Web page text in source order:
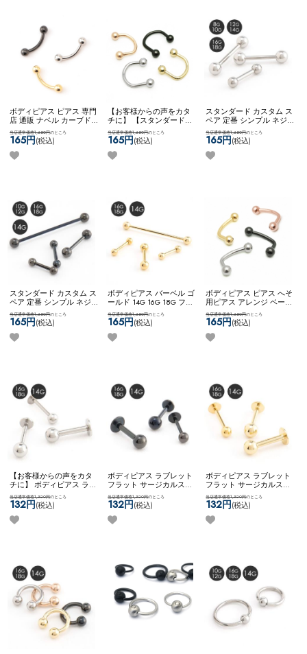
ボディピアス ピアス 専門
店 通販 ナベル カーブド
バーベル 臍 へそピアス
ロック ルーク スナッグ
アンチトラガス アイブロ
ー ネコポスOK
当店通常価格1,650円のところ
165円(税込)
【お客様からの声をカタ
チに】 【スタンダード】
アレンジパーツ 弊社開発
商品 耳たぶ用 WFアレン
ジ ネコポスOK
ーナベル
当店通常価格1,650円のところ
165円(税込)
スタンダード カスタム ス
ペア 定番 シンプル ネジ
式キャッチ ネコポスOK
ーベル (シルバー)
当店通常価格1,650円のところ
165円(税込)
スタンダード カスタム ス
ペア 定番 シンプル ネジ
式キャッチ ネコポスOK
ーベル (ブラック)
当店通常価格1,650円のところ
165円(税込)
ボディピアス バーベル ゴ
ールド 14G 16G 18G ファ
ーストピアス サージカル
ステンレス シンプル ネコ
ポスOKバーベル (ゴール
ド)
当店通常価格1,650円のところ
165円(税込)
ボディピアス ピアス へそ
用ピアス アレンジ ベース
アイテム カスタム 自社開
発商品 8mm 10mm ネコポ
スOKカーブドナベル
当店通常価格1,650円のところ
165円(税込)
【お客様からの声をカタ
チに】 ボディピアス ラブ
レット カスタム アレンジ
サージカルステンレス
2way ネコポスOK
ット (シルバー)
当店通常価格1,320円のところ
132円(税込)
ボディピアス ラブレット
フラット サージカルステ
ンレス ブラック シンプル
14G 16G 18G ネコポスOK
ラブレット (ブラック)
当店通常価格1,320円のところ
132円(税込)
ボディピアス ラブレット
フラット サージカルステ
ンレス ゴールド シンプル
14G 16G 18G ネコポスOK
ラブレット (ゴールド)
当店通常価格1,320円のところ
132円(税込)